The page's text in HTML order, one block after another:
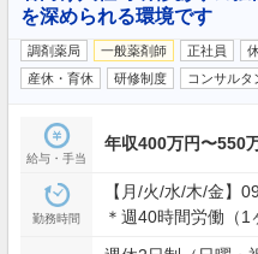
を深められる環境です
調剤薬局 一般薬剤師 正社員
産休・育休
研修制度 コンサルタ
給与・手当
年収400万円〜550
勤務時間
【月/火/水/木/金】
＊週40時間労働（1